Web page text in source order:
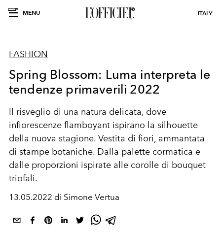
MENU ITALY
FASHION
Spring Blossom: Luma interpreta le
tendenze primaverili 2022
Il risveglio di una natura delicata, dove
infiorescenze flamboyant ispirano la silhouette
della nuova stagione. Vestita di fiori, ammantata
di stampe botaniche. Dalla palette cormatica e
dalle proporzioni ispirate alle corolle di bouquet
triofali.
13.05.2022 di Simone Vertua